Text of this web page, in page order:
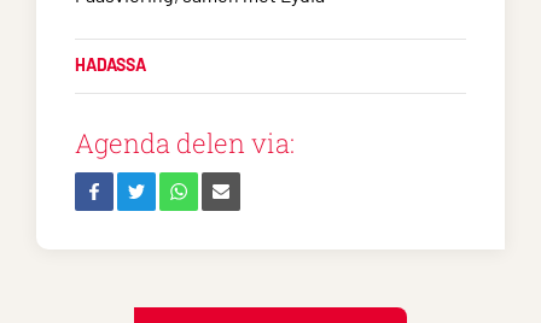
HADASSA
Agenda delen via: